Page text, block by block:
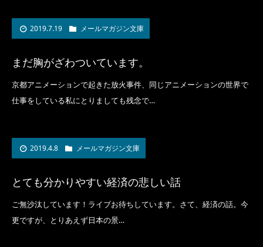
2019.7.19 メールマガジン文庫
まだ胸がざわついています。
京都アニメーションで起きた放火事件、同じアニメーションの世界で
仕事をしている私にとりましても残念で…
2019.4.8 メールマガジン文庫
とても分かりやすい経済の悲しい話
ご無沙汰しています！ライブお待ちしています。さて、経済の話。今
更ですが、とりあえず日本の景…